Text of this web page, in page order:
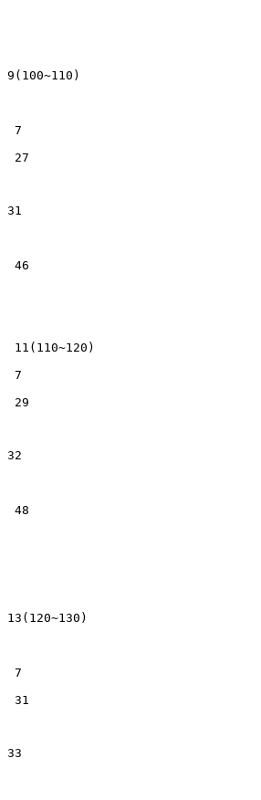
9(100~110)
7
27
31
46
11(110~120)
7
29
32
48
13(120~130)
7
31
33